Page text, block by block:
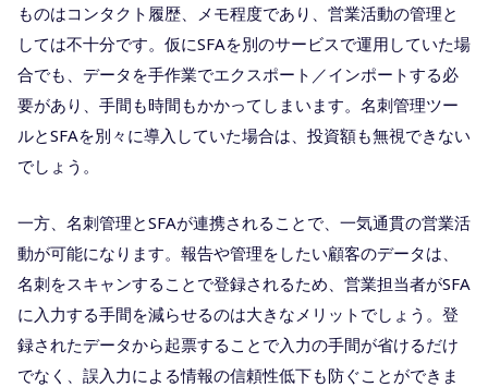
ものはコンタクト履歴、メモ程度であり、営業活動の管理と
しては不十分です。仮にSFAを別のサービスで運用していた場
合でも、データを手作業でエクスポート／インポートする必
要があり、手間も時間もかかってしまいます。名刺管理ツー
ルとSFAを別々に導入していた場合は、投資額も無視できない
でしょう。
一方、名刺管理とSFAが連携されることで、一気通貫の営業活
動が可能になります。報告や管理をしたい顧客のデータは、
名刺をスキャンすることで登録されるため、営業担当者がSFA
に入力する手間を減らせるのは大きなメリットでしょう。登
録されたデータから起票することで入力の手間が省けるだけ
でなく、誤入力による情報の信頼性低下も防ぐことができま